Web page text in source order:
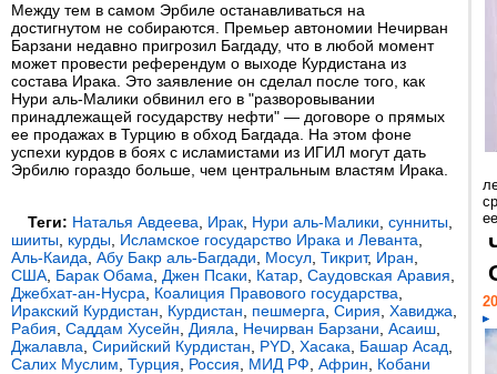
Между тем в самом Эрбиле останавливаться на
достигнутом не собираются. Премьер автономии Нечирван
Барзани недавно пригрозил Багдаду, что в любой момент
может провести референдум о выходе Курдистана из
состава Ирака. Это заявление он сделал после того, как
Нури аль-Малики обвинил его в "разворовывании
принадлежащей государству нефти" — договоре о прямых
ее продажах в Турцию в обход Багдада. На этом фоне
успехи курдов в боях с исламистами из ИГИЛ могут дать
Эрбилю гораздо больше, чем центральным властям Ирака.
Теги: Наталья Авдеева Ирак Нури аль-Малики сунниты
шииты курды Исламское государство Ирака и Леванта
Аль-Каида Абу Бакр аль-Багдади Мосул Тикрит, Иран
США Барак Обама Джен Псаки Катар Саудовская Аравия
Джебхат-ан-Нусра
Коалиция Правового государства
Иракский Курдистан
Курдистан пешмерга Сирия Хавиджа
Рабия Саддам Хусейн Дияла Нечирван Барзани Асаиш
Джалавла Сирийский Курдистан PYD Хасака Башар Асад
Салих Муслим Турция Россия МИД РФ Африн Кобани